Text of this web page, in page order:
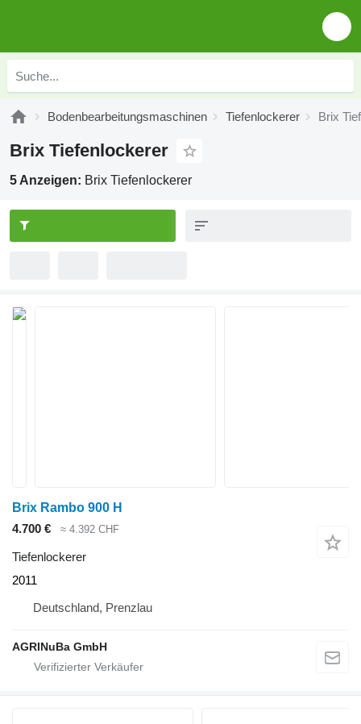
Bodenbearbeitungsmaschinen Tiefenlockerer Brix
Brix Tiefenlockerer
5 Anzeigen: Brix Tiefenlockerer
Brix Rambo 900 H
4.700 €
≈ 4.392 CHF
Tiefenlockerer
2011
Deutschland, Prenzlau
AGRINuBa GmbH